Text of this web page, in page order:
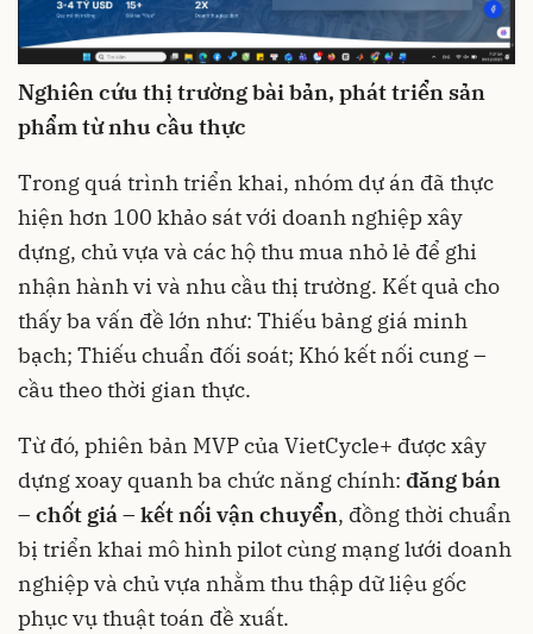
Nghiên cứu thị trường bài bản, phát triển sản
phẩm từ nhu cầu thực
Trong quá trình triển khai, nhóm dự án đã thực
hiện hơn 100 khảo sát với doanh nghiệp xây
dựng, chủ vựa và các hộ thu mua nhỏ lẻ để ghi
nhận hành vi và nhu cầu thị trường. Kết quả cho
thấy ba vấn đề lớn như: Thiếu bảng giá minh
bạch; Thiếu chuẩn đối soát; Khó kết nối cung –
cầu theo thời gian thực.
Từ đó, phiên bản MVP của VietCycle+ được xây
dựng xoay quanh ba chức năng chính: đăng bán
– chốt giá – kết nối vận chuyển, đồng thời chuẩn
bị triển khai mô hình pilot cùng mạng lưới doanh
nghiệp và chủ vựa nhằm thu thập dữ liệu gốc
phục vụ thuật toán đề xuất.